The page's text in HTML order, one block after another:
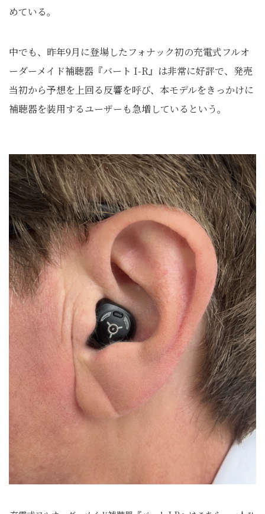
めている。
中でも、昨年9月に登場したフォナック初の充電式フルオ
ーダーメイド補聴器『バート I-R』は非常に好評で、発売
当初から予想を上回る反響を呼び、本モデルをきっかけに
補聴器を装用するユーザーも急増しているという。